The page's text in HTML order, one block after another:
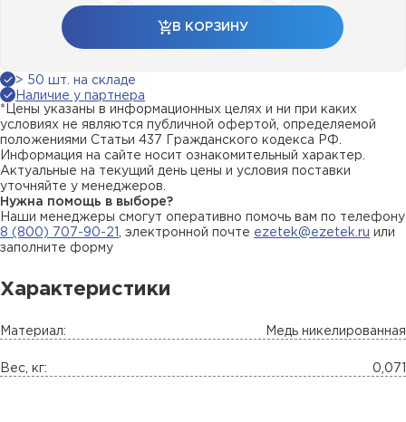
В КОРЗИНУ
> 50 шт. на складе
Наличие у партнера
*Цены указаны в информационных целях и ни при каких
условиях не являются публичной офертой, определяемой
положениями Статьи 437 Гражданского кодекса РФ.
Информация на сайте носит ознакомительный характер.
Актуальные на текущий день цены и условия поставки
уточняйте у менеджеров.
Нужна помощь в выборе?
Наши менеджеры смогут оперативно помочь вам по телефону
8 (800) 707-90-21
, электронной почте ezetek@ezetek.ru или
заполните форму
Характеристики
Материал: Медь никелированная
Вес, кг: 0,071